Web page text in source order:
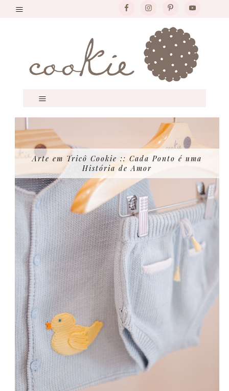
Arte em Tricô Cookie :: Cada Ponto é uma
História de Amor